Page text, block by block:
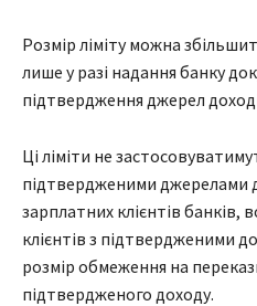
Розмір ліміту можна
лише у разі надання банку
підтвердження джерел
Ці ліміти не
підтвердженими джерелами
зарплатних клієнтів банків,
клієнтів з підтвердженими
розмір обмеження на
підтвердженого доходу.